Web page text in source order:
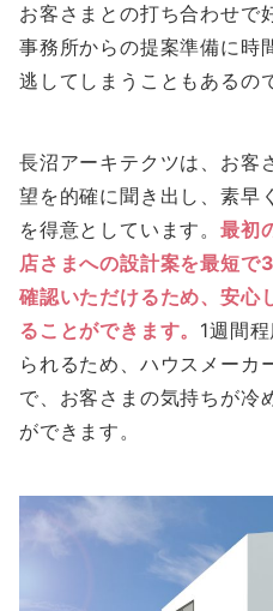
お客さまとの打ち合わせで
事務所からの提案準備に時
逃してしまうこともあるの
長沼アーキテクツは、お客
望を的確に聞き出し、素早
を得意としています。 最初
店さまへの設計案を最短
確認いただけるため、安心
ることができます。 1週間
られるため、ハウスメーカ
で、お客さまの気持ちが冷
ができます。